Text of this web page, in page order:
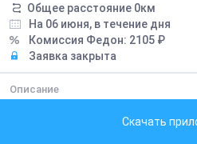
Общее расстояние 0км
На 06 июня, в течение дня
Комиссия Федон: 2105 ₽
Заявка закрыта
Описание
Скачать